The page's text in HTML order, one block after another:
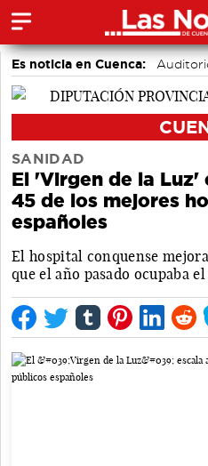
Es noticia en Cuenca:
SANIDAD
El 'Virgen de la Luz'
45 de los mejores
españoles
El hospital conquense
que el año pasado ocupaba